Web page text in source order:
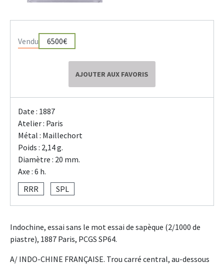
Vendu 6500€
AJOUTER AUX FAVORIS
Date : 1887
Atelier : Paris
Métal : Maillechort
Poids : 2,14 g.
Diamètre : 20 mm.
Axe : 6 h.
RRR
SPL
Indochine, essai sans le mot essai de sapèque (2/1000 de
piastre), 1887 Paris, PCGS SP64.
A/ INDO-CHINE FRANÇAISE. Trou carré central, au-dessous